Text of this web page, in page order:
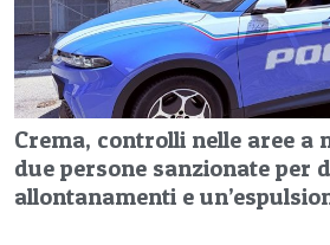
Crema, controlli nelle aree a
due persone sanzionate per
allontanamenti e